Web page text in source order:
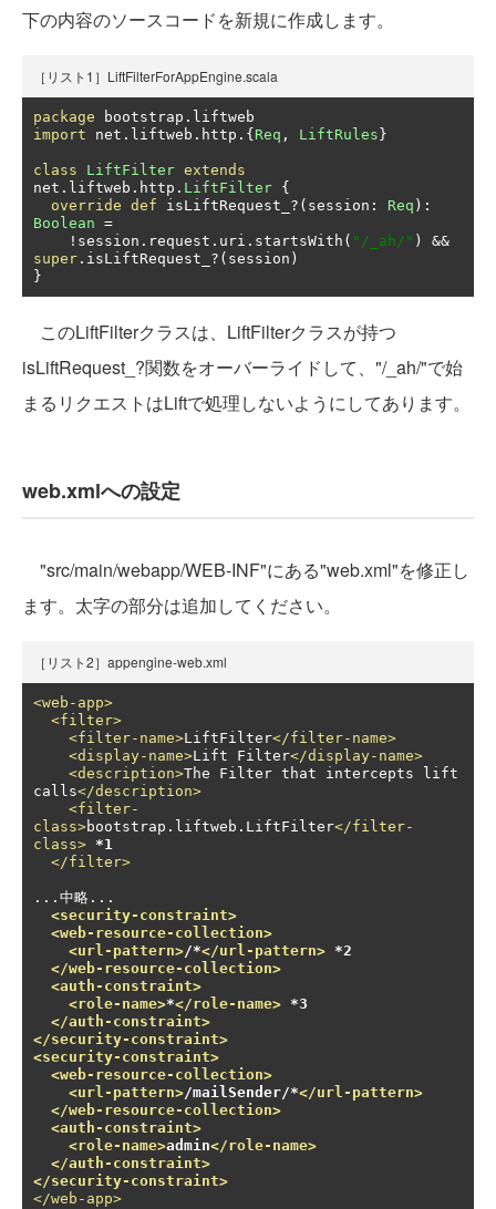
下の内容のソースコードを新規に作成します。
［リスト1］LiftFilterForAppEngine.scala
package bootstrap .
import net . liftweb . http .{ Req , LiftRules }
class LiftFilter extends
net . liftweb . http . LiftFilter {
override def isLiftRequest_ ?( session : Req ):
Boolean =
! session . request . uri . startsWith ( "/_ah/" )
&&
super . isLiftRequest_ ?( session )
}
このLiftFilterクラスは、LiftFilterクラスが持つ
isLiftRequest_?関数をオーバーライドして、"/_ah/"で始
まるリクエストはLiftで処理しないようにしてあります。
web.xmlへの設定
"src/main/webapp/WEB-INF"にある"web.xml"を修正し
ます。太字の部分は追加してください。
［リスト2］appengine-web.xml
<web-app>
<filter>
<filter-name>LiftFilter</filter-name>
<display-name>Lift Filter</display-name>
<description>The Filter that intercepts lift
calls</description>
<filter-
class>bootstrap.liftweb.LiftFilter</filter-
class> *1
</filter>
...中略...
<security-constraint>
<web-resource-collection>
<url-pattern>/*</url-pattern> *2
</web-resource-collection>
<auth-constraint>
<role-name>*</role-name> *3
</auth-constraint>
</security-constraint>
<security-constraint>
<web-resource-collection>
<url-pattern>/mailSender/*</url-pattern>
</web-resource-collection>
<auth-constraint>
<role-name>admin</role-name>
</auth-constraint>
</security-constraint>
</web-app>